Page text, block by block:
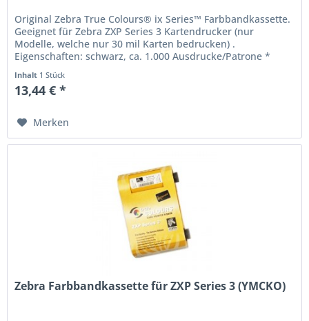
Original Zebra True Colours® ix Series™ Farbbandkassette.
Geeignet für Zebra ZXP Series 3 Kartendrucker (nur
Modelle, welche nur 30 mil Karten bedrucken) .
Eigenschaften: schwarz, ca. 1.000 Ausdrucke/Patrone *
Inhalt 1 Stück
13,44 € *
Merken
Zebra Farbbandkassette für ZXP Series 3 (YMCKO)